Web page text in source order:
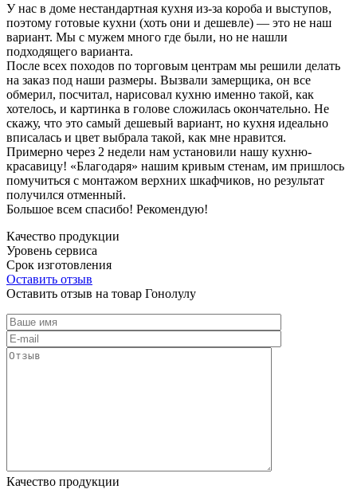
У нас в доме нестандартная кухня из-за короба и выступов,
поэтому готовые кухни (хоть они и дешевле) — это не наш
вариант. Мы с мужем много где были, но не нашли
подходящего варианта.
После всех походов по торговым центрам мы решили делать
на заказ под наши размеры. Вызвали замерщика, он все
обмерил, посчитал, нарисовал кухню именно такой, как
хотелось, и картинка в голове сложилась окончательно. Не
скажу, что это самый дешевый вариант, но кухня идеально
вписалась и цвет выбрала такой, как мне нравится.
Примерно через 2 недели нам установили нашу кухню-
красавицу! «Благодаря» нашим кривым стенам, им пришлось
помучиться с монтажом верхних шкафчиков, но результат
получился отменный.
Большое всем спасибо! Рекомендую!
Качество продукции
Уровень сервиса
Срок изготовления
Оставить отзыв
Оставить отзыв на товар Гонолулу
Качество продукции